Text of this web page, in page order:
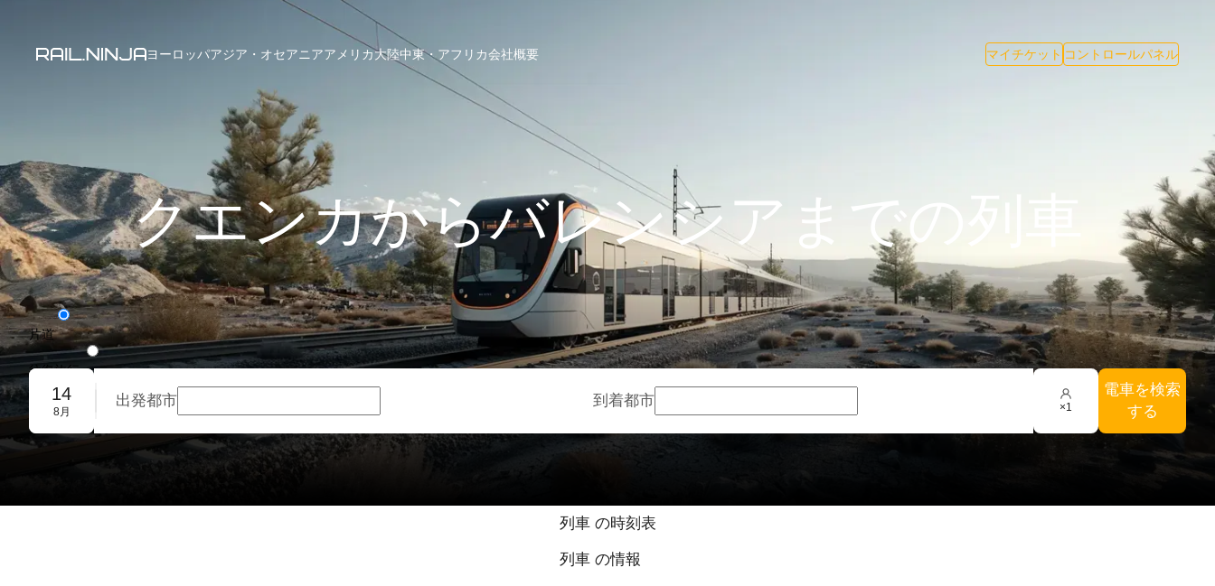
ヨーロッパアジア・オセアニアアメリカ大陸中東・アフリカ会社概要 マイチケット コントロールパネル
クエンカからバレンシアまでの列車
片道
往復旅行
団体予約
14
8月
出発都市 到着都市 ×1
電車を検索
する
列車 の時刻表
列車 の情報
9.8 / 10 点（1件のレビューより）